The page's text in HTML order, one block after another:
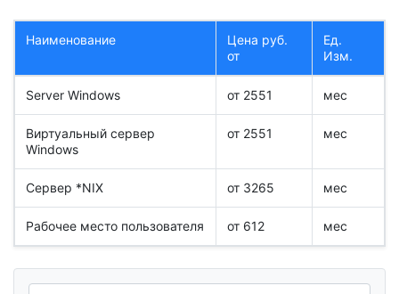
Наименование
Цена руб.
от
Ед.
Изм.
Server Windows от 2551 мес
Виртуальный сервер
Windows
от 2551 мес
Сервер *NIX от 3265 мес
Рабочее место пользователя от 612 мес